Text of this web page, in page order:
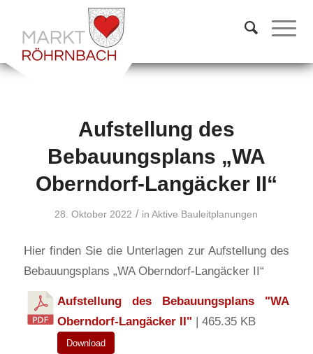
Aufstellung des
Bebauungsplans „WA
Oberndorf-Langäcker II“
28. Oktober 2022 / inAktive Bauleitplanungen
Hier finden Sie die Unterlagen zur Aufstellung des
Bebauungsplans „WA Oberndorf-Langäcker II“
Aufstellung des Bebauungsplans "WA
Oberndorf-Langäcker II" | 465.35 KB
Download